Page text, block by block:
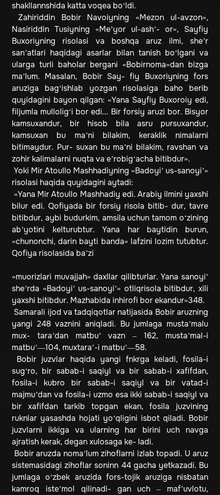
shakllannshida katta voqea bo‘ldi.
Zahiriddin Bobir Navoiyning «Mezon ul-avzon»,
Nasiriddin Tusiyning «Me’yor ul-ash’- or», Sayfiy
Buxoriyning risolasi va boshqa aruz ilmi, she’r
san’atlari haqidagi asarlar bilan tanish bo‘lgani va
ularga turli baholar bergani «Bobirnoma»dan bizga
ma’lum. Masalan, Bobir Say- fiy Buxoriyning fors
aruziga bag‘ishlab yozgan risolasiga baho berib
quyidagini bayon qilgan: «Yana Sayfiy Buxoroiy edi,
filjumla mullolig‘i bor edi... Bir forsiy aruzi bor. Bisyor
kamsuxandur, bir hisob bila asru pursuxandur,
kamsuxan bu ma’ni bilakim, keraklik nimalarni
bitimaydur. Pur- suxan bu ma’ni bilakim, ravshan va
zohir kalimalarni nuqta va e’robig‘acha bitibdur».
Yoki Mir Atoullo Mashhadiyning «Badoyi’ us-sanoyi’»
risolasi haqida quyidagini aytadi:
«Yana Mir Atoullo Mashhadiy edi. Arabiy ilmini yaxshi
bilur edi. Qofiyada bir forsiy risola bitib- dur, tavre
bitibdur, aybi budurkim, amsila uchun tamom o‘zining
ab’yotini kelturubtur. Yana har baytidin burun,
«chunonchi, darin bayti banda» lafzini lozim tutubtur.
Qofiya risolasida ba’zi
«muorizlari muvajjah» daxllar qilibturlar. Yana sanoyi’
she’rda «Badoyi’ us-sanoyi’» otliqrisola bitibdur, xili
yaxshi bitibdur. Mazhabida inhirofi bor ekandur»348.
Samarali ijod va tadqiqotlar natijasida Bobir aruzning
yangi 248 vaznini aniqladi. Bu jumlaga musta’malu
mux- tara’dan matbu’ vazn – 162, musta’mal-i
matbu’—104, muxtara’-i matbu’—58.
Bobir juzvlar haqida yangi fnkrga keladi, fosila-i
sug‘ro, bir sabab-i saqiyl va bir sabab-i xafifdan,
fosila-i kubro bir sabab-i saqiyl va bir vatad-i
majmu’dan va fosila-i uzmo esa ikki sabab-i saqiyl va
bir xafifdan tarkib topgan ekan, fosila juzvining
ruknlar yasashda hojati yo‘qligini isbot qiladi. Bobir
juzvlarni ikkiga va ularning har birini uch navga
ajratish kerak, degan xulosaga ke- ladi.
Bobir aruzda noma’lum zihoflarni izlab topadi. U aruz
sistemasidagi zihoflar soninn 44 gacha yetkazadi. Bu
jumlaga o‘zbek aruzida fors-tojik aruziga nisbatan
kamroq iste’mol qilinadi- gan uch – maf’uvlotu,